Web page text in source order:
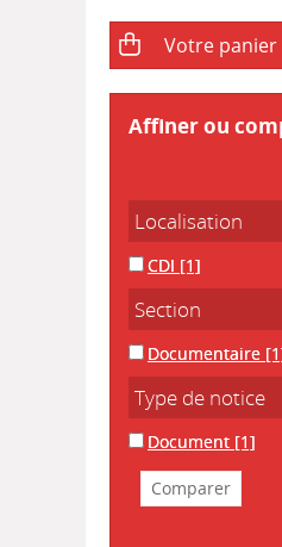
affiner ou
Localisation
CDI [1]
Section
Documentaire
Type de notice
Document [1]